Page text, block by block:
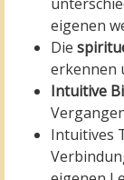
eigenen
Die
erkennen
Intuitive
Intuitives